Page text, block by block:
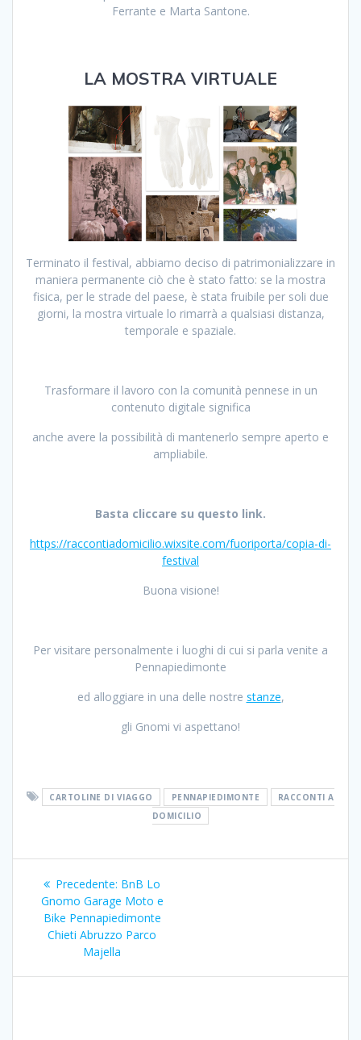
Ferrante e Marta Santone.
LA MOSTRA VIRTUALE
Terminato il festival, abbiamo deciso di patrimonializzare in
maniera permanente ciò che è stato fatto: se la mostra
fisica, per le strade del paese, è stata fruibile per soli due
giorni, la mostra virtuale lo rimarrà a qualsiasi distanza,
temporale e spaziale.
Trasformare il lavoro con la comunità pennese in un
contenuto digitale significa
anche avere la possibilità di mantenerlo sempre aperto e
ampliabile.
Basta cliccare su questo link.
https://raccontiadomicilio.wixsite.com/fuoriporta/copia-di-
festival
Buona visione!
Per visitare personalmente i luoghi di cui si parla venite a
Pennapiedimonte
ed alloggiare in una delle nostre stanze,
gli Gnomi vi aspettano!
CARTOLINE DI VIAGGO PENNAPIEDIMONTE
RACCONTI A
DOMICILIO
Navigazione
articoli
Precedente: Articolo
precedente:
BnB Lo
Gnomo Garage Moto e
Bike Pennapiedimonte
Chieti Abruzzo Parco
Majella